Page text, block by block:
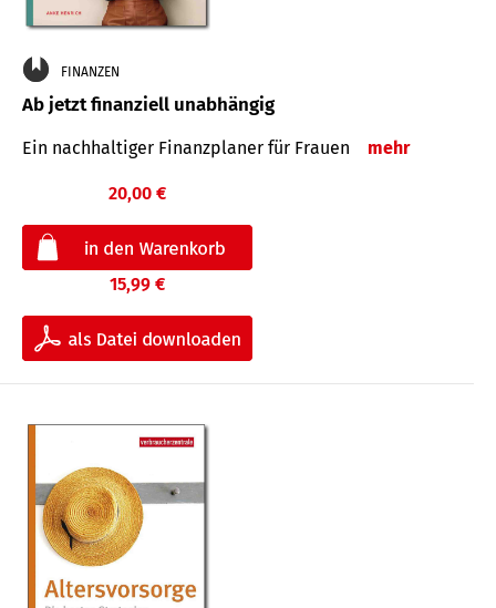
FINANZEN
Ab jetzt finanziell unabhängig
Ein nachhaltiger Finanzplaner für Frauen mehr
20,00 €
15,99 €